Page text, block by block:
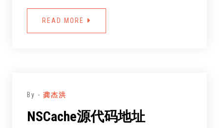
READ MORE
By - 龚杰洪
NSCache源代码地址